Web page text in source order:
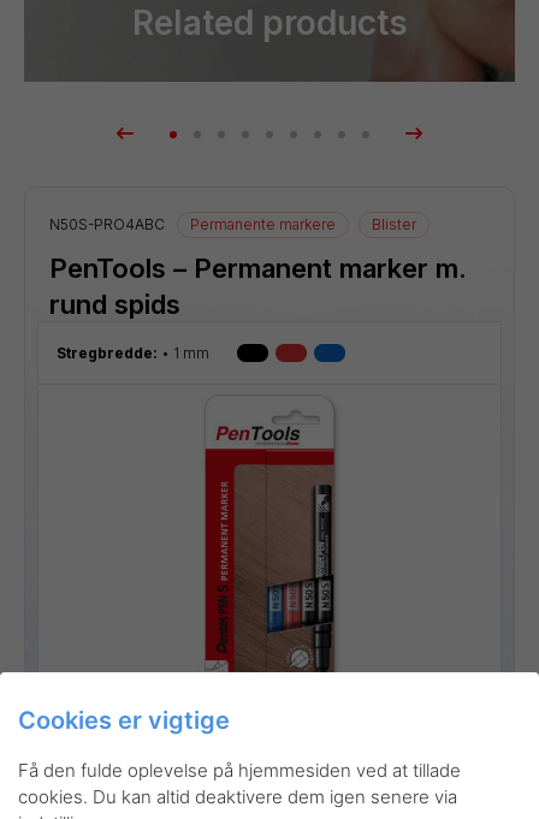
Related products
N50S-PRO4ABC Permanente markere Blister
PenTools – Permanent marker m.
rund spids
Stregbredde: 1 mm
Cookies er vigtige
Få den fulde oplevelse på hjemmesiden ved at tillade
cookies. Du kan altid deaktivere dem igen senere via